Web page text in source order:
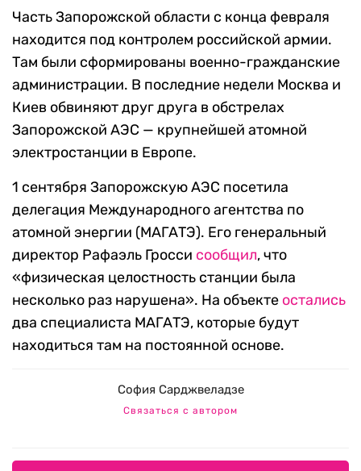
Часть Запорожской области с конца февраля
находится под контролем российской армии.
Там были сформированы военно-гражданские
администрации. В последние недели Москва и
Киев обвиняют друг друга в обстрелах
Запорожской АЭС — крупнейшей атомной
электростанции в Европе.
1 сентября Запорожскую АЭС посетила
делегация Международного агентства по
атомной энергии (МАГАТЭ). Его генеральный
директор Рафаэль Гросси сообщил, что
«физическая целостность станции была
несколько раз нарушена». На объекте остались
два специалиста МАГАТЭ, которые будут
находиться там на постоянной основе.
София Сарджвеладзе
Связаться с автором